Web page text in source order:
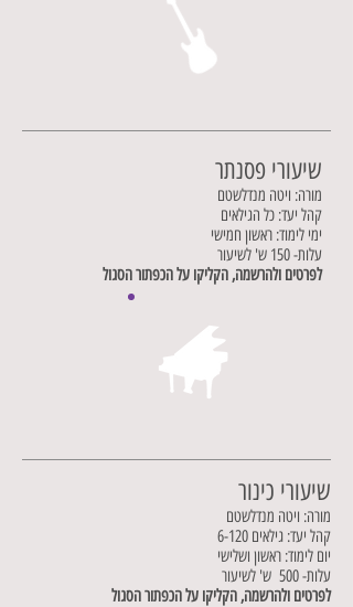
שיעורי פסנתר
מורה: ויטה מנדלשטם
קהל יעד: כל הגילאים
ימי לימוד: ראשון חמישי
עלות- 150 ש' לשיעור
לפרטים ולהרשמה, הקליקו על הכפתור הסגול
שיעורי כינור
מורה: ויטה מנדלשטם
קהל יעד: גילאים 6-120
יום לימוד: ראשון ושלישי
עלות- 500 ש' לשיעור
לפרטים ולהרשמה, הקליקו על הכפתור הסגול